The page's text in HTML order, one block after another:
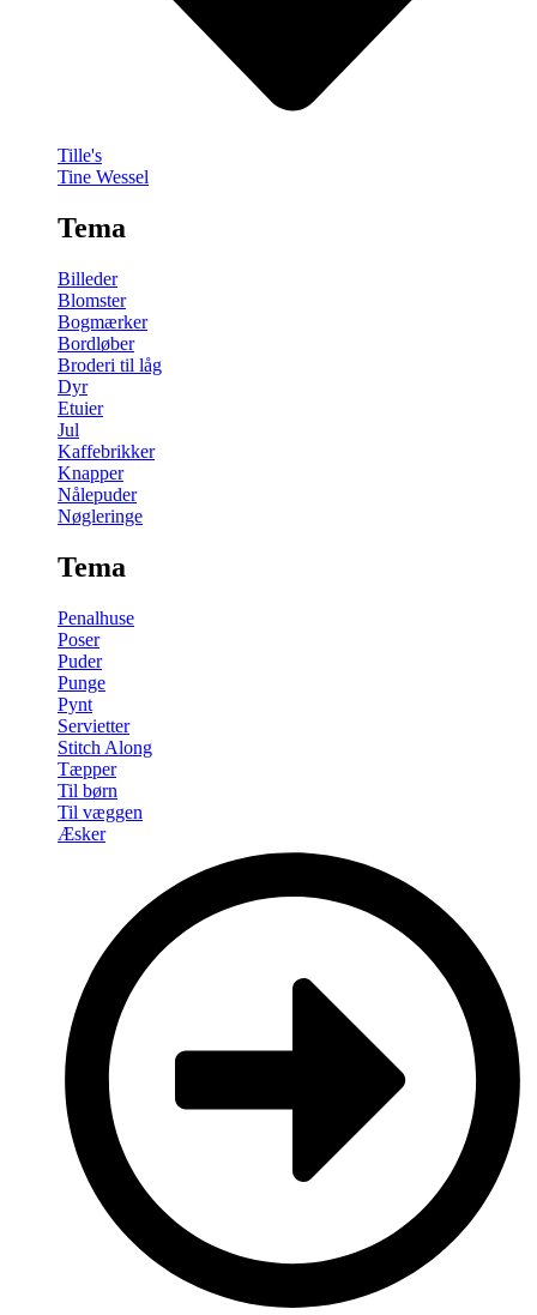
Tille's
Tine Wessel
Tema
Billeder
Blomster
Bogmærker
Bordløber
Broderi til låg
Dyr
Etuier
Jul
Kaffebrikker
Knapper
Nålepuder
Nøgleringe
Tema
Penalhuse
Poser
Puder
Punge
Pynt
Servietter
Stitch Along
Tæpper
Til børn
Til væggen
Æsker